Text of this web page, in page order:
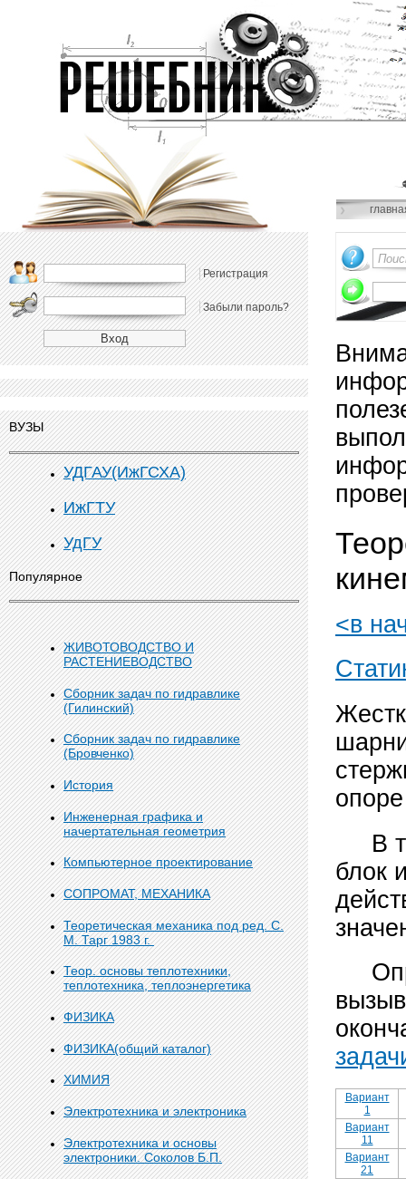
Регистрация
Забыли пароль?
ВУЗЫ
УДГАУ(ИжГСХА)
ИжГТУ
УдГУ
Популярное
ЖИВОТОВОДСТВО И
РАСТЕНИЕВОДСТВО
Сборник задач по гидравлике
(Гилинский)
Сборник задач по гидравлике
(Бровченко)
История
Инженерная графика и
начертательная геометрия
Компьютерное проектирование
СОПРОМАТ, МЕХАНИКА
Теоретическая механика под ред. С.
М. Тарг 1983 г.
Теор. основы теплотехники,
теплотехника, теплоэнергетика
ФИЗИКА
ФИЗИКА(общий каталог)
ХИМИЯ
Электротехника и электроника
Электротехника и основы
электроники. Соколов Б.П.
<в
В
блок
Вариант
1
Вариант
11
Вариант
21